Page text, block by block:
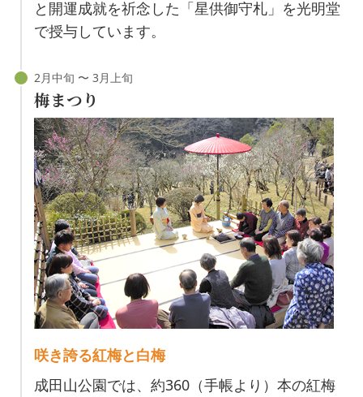
と開運成就を祈念した「星供御守札」を光明堂
で授与しています。
梅まつり
咲き誇る紅梅と白梅
成田山公園では、約360（手帳より）本の紅梅